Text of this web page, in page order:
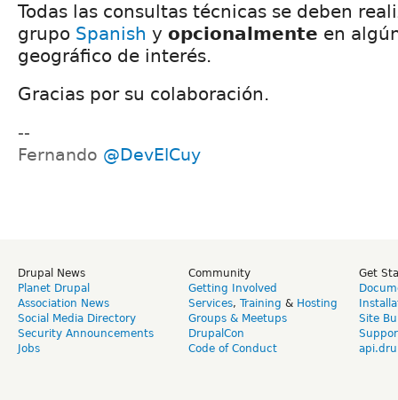
Todas las consultas técnicas se deben
grupo Spanish y opcionalmente en
geográfico de interés.
Gracias por su colaboración.
--
Fernando @DevElCuy
Drupal News
Planet Drupal
Association News
Social Media Directory
Security Announcements
Jobs
Community
Getting Involved
Services, Training & Hosting
Groups & Meetups
DrupalCon
Code of Conduct
Get
Site